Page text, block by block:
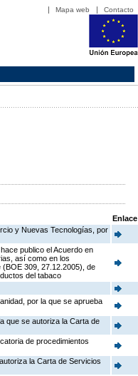
Mapa web Contacto
Enlace
y Nuevas Tecnologías, por
publico el Acuerdo en
así como en los
309, 27.12.2005), de
del tabaco
por la que se aprueba
que se autoriza la Carta de
de procedimientos
la Carta de Servicios